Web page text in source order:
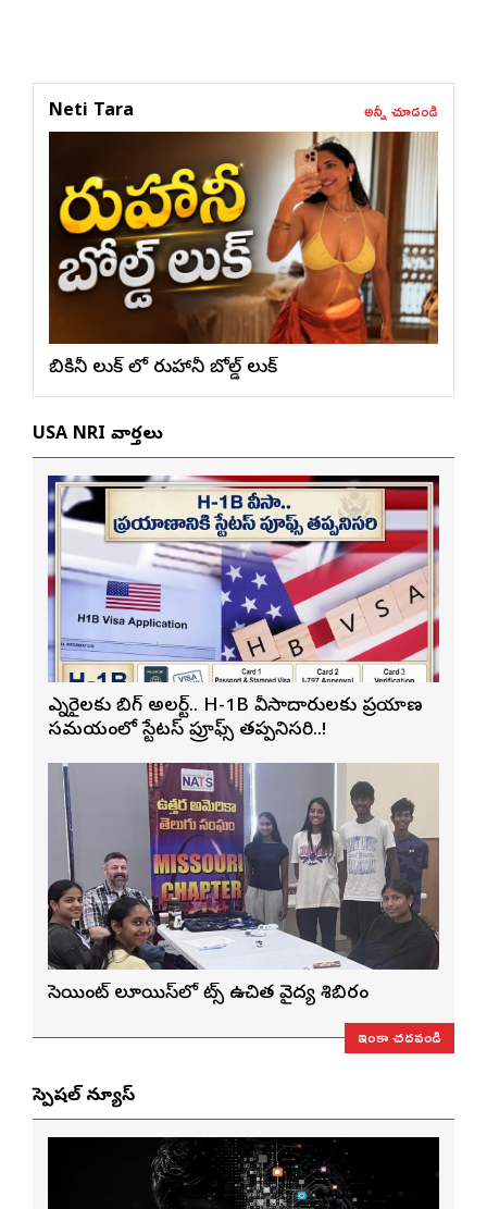
Neti Tara అన్నీ చూడండి
బికినీ లుక్ లో రుహానీ బోల్డ్ లుక్
USA NRI వార్తలు
ఎన్నారైలకు బిగ్ అలర్ట్.. H-1B వీసాదారులకు ప్రయాణ
సమయంలో స్టేటస్ ప్రూఫ్స్ తప్పనిసరి..!
సెయింట్ లూయిస్‌లో నాట్స్ ఉచిత వైద్య శిబిరం
ఇంకా చదవండి
స్పెషల్ న్యూస్